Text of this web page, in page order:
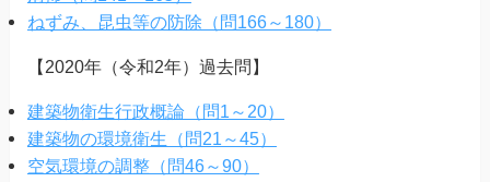
ねずみ、昆虫等の防除（問166～180）
【2020年（令和2年）過去問】
建築物衛生行政概論（問1～20）
建築物の環境衛生（問21～45）
空気環境の調整（問46～90）